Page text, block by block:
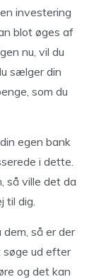
investering
blot øges af
nu, vil du
sælger din
som du
egen bank
i dette.
så ville det da
til dig.
så er der
søge ud efter
og det kan